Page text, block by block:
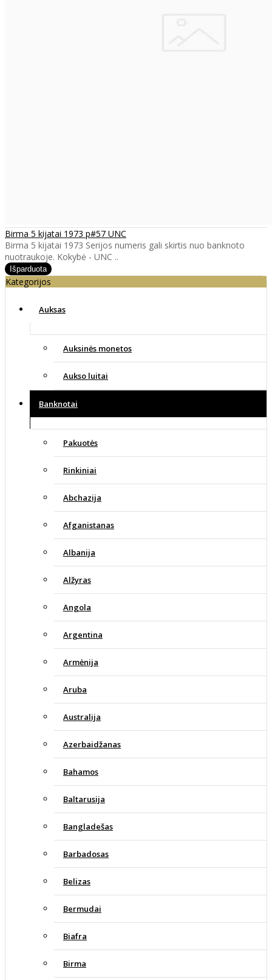
Birma 5 kijatai 1973 p#57 UNC
Birma 5 kijatai 1973 Serijos numeris gali skirtis nuo banknoto
nuotraukoje. Kokybė - UNC ..
Kategorijos
Auksas
Auksinės monetos
Aukso luitai
Banknotai
Pakuotės
Rinkiniai
Abchazija
Afganistanas
Albanija
Alžyras
Angola
Argentina
Armėnija
Aruba
Australija
Azerbaidžanas
Bahamos
Baltarusija
Bangladešas
Barbadosas
Belizas
Bermudai
Biafra
Birma